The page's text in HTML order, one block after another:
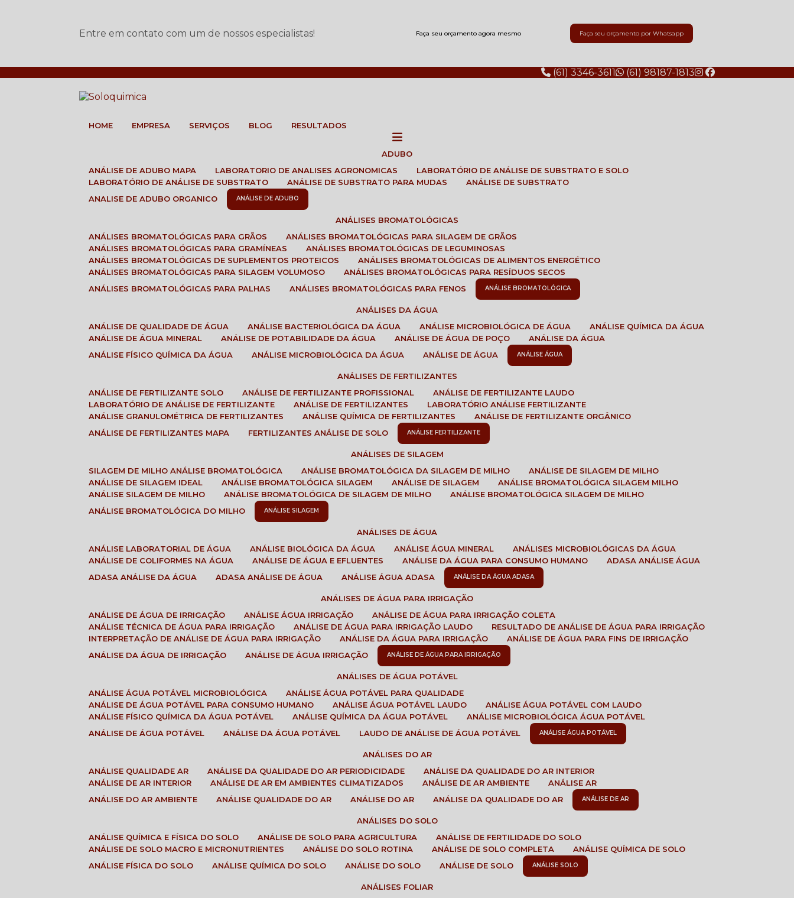
Entre em contato com um de nossos especialistas! Faça seu orçamento agora mesmo Faça seu orçamento por Whatsapp
(61) 3346-3611 (61) 98187-1813
HOME EMPRESA SERVIÇOS BLOG RESULTADOS
ADUBO
ANÁLISE DE ADUBO MAPA
LABORATORIO DE ANALISES AGRONOMICAS
LABORATÓRIO DE ANÁLISE DE SUBSTRATO E SOLO
LABORATÓRIO DE ANÁLISE DE SUBSTRATO
ANÁLISE DE SUBSTRATO PARA MUDAS
ANÁLISE DE SUBSTRATO
ANALISE DE ADUBO ORGANICO
ANÁLISE DE ADUBO
ANÁLISES BROMATOLÓGICAS
ANÁLISES BROMATOLÓGICAS PARA GRÃOS
ANÁLISES BROMATOLÓGICAS PARA SILAGEM DE GRÃOS
ANÁLISES BROMATOLÓGICAS PARA GRAMÍNEAS
ANÁLISES BROMATOLÓGICAS DE LEGUMINOSAS
ANÁLISES BROMATOLÓGICAS DE SUPLEMENTOS PROTEICOS
ANÁLISES BROMATOLÓGICAS DE ALIMENTOS ENERGÉTICO
ANÁLISES BROMATOLÓGICAS PARA SILAGEM VOLUMOSO
ANÁLISES BROMATOLÓGICAS PARA RESÍDUOS SECOS
ANÁLISES BROMATOLÓGICAS PARA PALHAS
ANÁLISES BROMATOLÓGICAS PARA FENOS ANÁLISE BROMATOLÓGICA
ANÁLISES DA ÁGUA
ANÁLISE DE QUALIDADE DE ÁGUA
ANÁLISE BACTERIOLÓGICA DA ÁGUA ANÁLISE MICROBIOLÓGICA DE ÁGUA
ANÁLISE QUÍMICA DA ÁGUA
ANÁLISE DE ÁGUA MINERAL
ANÁLISE DE POTABILIDADE DA ÁGUA ANÁLISE DE ÁGUA DE POÇO
ANÁLISE DA ÁGUA
ANÁLISE FÍSICO QUÍMICA DA ÁGUA
ANÁLISE MICROBIOLÓGICA DA ÁGUA ANÁLISE DE ÁGUA ANÁLISE ÁGUA
ANÁLISES DE FERTILIZANTES
ANÁLISE DE FERTILIZANTE SOLO
ANÁLISE DE FERTILIZANTE PROFISSIONAL
ANÁLISE DE FERTILIZANTE LAUDO
LABORATÓRIO DE ANÁLISE DE FERTILIZANTE
ANÁLISE DE FERTILIZANTES
LABORATÓRIO ANÁLISE FERTILIZANTE
ANÁLISE GRANULOMÉTRICA DE FERTILIZANTES
ANÁLISE QUÍMICA DE FERTILIZANTES
ANÁLISE DE FERTILIZANTE ORGÂNICO
ANÁLISE DE FERTILIZANTES MAPA
FERTILIZANTES ANÁLISE DE SOLO ANÁLISE FERTILIZANTE
ANÁLISES DE SILAGEM
SILAGEM DE MILHO ANÁLISE BROMATOLÓGICA
ANÁLISE BROMATOLÓGICA DA SILAGEM DE MILHO
ANÁLISE DE SILAGEM DE MILHO
ANÁLISE DE SILAGEM IDEAL
ANÁLISE BROMATOLÓGICA SILAGEM ANÁLISE DE SILAGEM
ANÁLISE BROMATOLÓGICA SILAGEM MILHO
ANÁLISE SILAGEM DE MILHO
ANÁLISE BROMATOLÓGICA DE SILAGEM DE MILHO
ANÁLISE BROMATOLÓGICA SILAGEM DE MILHO
ANÁLISE BROMATOLÓGICA DO MILHO
ANÁLISE SILAGEM
ANÁLISES DE ÁGUA
ANÁLISE LABORATORIAL DE ÁGUA
ANÁLISE BIOLÓGICA DA ÁGUA ANÁLISE ÁGUA MINERAL
ANÁLISES MICROBIOLÓGICAS DA ÁGUA
ANÁLISE DE COLIFORMES NA ÁGUA
ANÁLISE DE ÁGUA E EFLUENTES ANÁLISE DA ÁGUA PARA CONSUMO HUMANO
ADASA ANÁLISE ÁGUA
ADASA ANÁLISE DA ÁGUA
ADASA ANÁLISE DE ÁGUA ANÁLISE ÁGUA ADASA ANÁLISE DA ÁGUA ADASA
ANÁLISES DE ÁGUA PARA IRRIGAÇÃO
ANÁLISE DE ÁGUA DE IRRIGAÇÃO
ANÁLISE ÁGUA IRRIGAÇÃO
ANÁLISE DE ÁGUA PARA IRRIGAÇÃO COLETA
ANÁLISE TÉCNICA DE ÁGUA PARA IRRIGAÇÃO
ANÁLISE DE ÁGUA PARA IRRIGAÇÃO LAUDO
RESULTADO DE ANÁLISE DE ÁGUA PARA IRRIGAÇÃO
INTERPRETAÇÃO DE ANÁLISE DE ÁGUA PARA IRRIGAÇÃO
ANÁLISE DA ÁGUA PARA IRRIGAÇÃO
ANÁLISE DE ÁGUA PARA FINS DE IRRIGAÇÃO
ANÁLISE DA ÁGUA DE IRRIGAÇÃO
ANÁLISE DE ÁGUA IRRIGAÇÃO ANÁLISE DE ÁGUA PARA IRRIGAÇÃO
ANÁLISES DE ÁGUA POTÁVEL
ANÁLISE ÁGUA POTÁVEL MICROBIOLÓGICA
ANÁLISE ÁGUA POTÁVEL PARA QUALIDADE
ANÁLISE DE ÁGUA POTÁVEL PARA CONSUMO HUMANO
ANÁLISE ÁGUA POTÁVEL LAUDO
ANÁLISE ÁGUA POTÁVEL COM LAUDO
ANÁLISE FÍSICO QUÍMICA DA ÁGUA POTÁVEL
ANÁLISE QUÍMICA DA ÁGUA POTÁVEL
ANÁLISE MICROBIOLÓGICA ÁGUA POTÁVEL
ANÁLISE DE ÁGUA POTÁVEL
ANÁLISE DA ÁGUA POTÁVEL LAUDO DE ANÁLISE DE ÁGUA POTÁVEL ANÁLISE ÁGUA POTÁVEL
ANÁLISES DO AR
ANÁLISE QUALIDADE AR
ANÁLISE DA QUALIDADE DO AR PERIODICIDADE
ANÁLISE DA QUALIDADE DO AR INTERIOR
ANÁLISE DE AR INTERIOR
ANÁLISE DE AR EM AMBIENTES CLIMATIZADOS ANÁLISE DE AR AMBIENTE
ANÁLISE AR
ANÁLISE DO AR AMBIENTE
ANÁLISE QUALIDADE DO AR ANÁLISE DO AR ANÁLISE DA QUALIDADE DO AR ANÁLISE DE AR
ANÁLISES DO SOLO
ANÁLISE QUÍMICA E FÍSICA DO SOLO
ANÁLISE DE SOLO PARA AGRICULTURA
ANÁLISE DE FERTILIDADE DO SOLO
ANÁLISE DE SOLO MACRO E MICRONUTRIENTES
ANÁLISE DO SOLO ROTINA ANÁLISE DE SOLO COMPLETA
ANÁLISE QUÍMICA DE SOLO
ANÁLISE FÍSICA DO SOLO
ANÁLISE QUÍMICA DO SOLO ANÁLISE DO SOLO ANÁLISE DE SOLO ANÁLISE SOLO
ANÁLISES FOLIAR